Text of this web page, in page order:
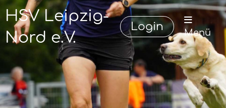
HSV Leipzig-
Nord e.V.
Login Menü